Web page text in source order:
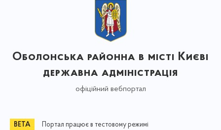
Оболонська районна в місті Києві
державна адміністрація
офіційний вебпортал
Портал працює в тестовому режимі